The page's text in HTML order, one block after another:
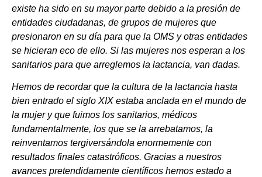
existe ha sido en su mayor parte debido a la presión de
entidades ciudadanas, de grupos de mujeres que
presionaron en su día para que la OMS y otras entidades
se hicieran eco de ello. Si las mujeres nos esperan a los
sanitarios para que arreglemos la lactancia, van dadas.
Hemos de recordar que la cultura de la lactancia hasta
bien entrado el siglo XIX estaba anclada en el mundo de
la mujer y que fuimos los sanitarios, médicos
fundamentalmente, los que se la arrebatamos, la
reinventamos tergiversándola enormemente con
resultados finales catastróficos. Gracias a nuestros
avances pretendidamente científicos hemos estado a